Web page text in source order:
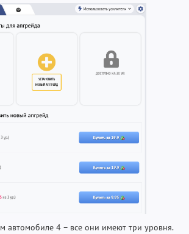
автомобиле 4 – все они имеют три уровня.